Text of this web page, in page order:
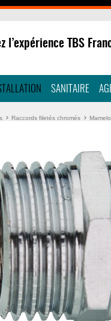
l’expérience TBS
SANITAIRE
Raccords filetés chromés